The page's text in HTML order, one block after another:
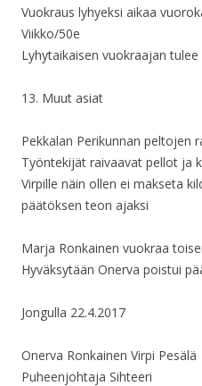
Vuokraus lyhyeksi aikaa
Viikko/50e
Lyhytaikaisen vuokraajan
13. Muut asiat
Pekkalan Perikunnan peltojen
Työntekijät raivaavat pellot ja
Virpille näin ollen ei makseta
päätöksen teon ajaksi
Marja Ronkainen vuokraa
Hyväksytään Onerva poistui
Jongulla 22.4.2017
Onerva Ronkainen Virpi Pesälä
Puheenjohtaja Sihteeri